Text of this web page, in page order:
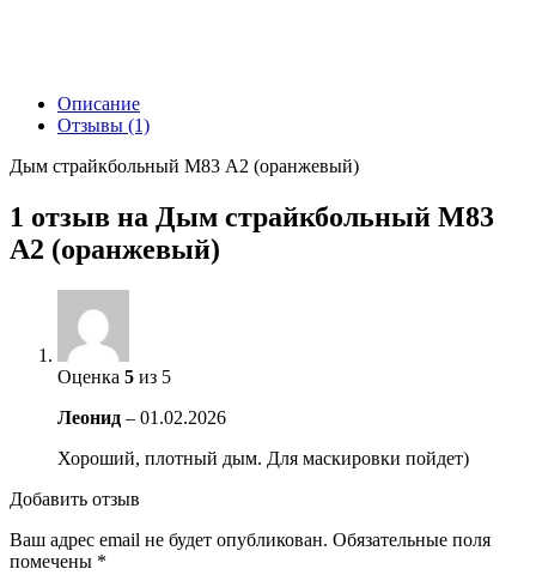
Описание
Отзывы (1)
Дым страйкбольный М83 А2 (оранжевый)
1 отзыв на Дым страйкбольный М83
А2 (оранжевый)
Оценка 5 из 5
Леонид – 01.02.2026
Хороший, плотный дым. Для маскировки пойдет)
Добавить отзыв
Ваш адрес email не будет опубликован. Обязательные поля
помечены *